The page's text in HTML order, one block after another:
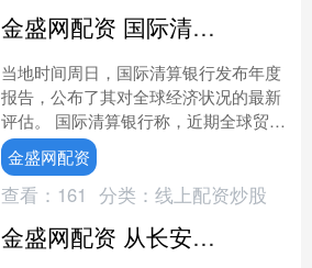
金盛网配资 国际清算银行警告：全球经济进入“关键期” 美国正破坏全球经济秩序
当地时间周日，国际清算银行发布年度
报告，公布了其对全球经济状况的最新
评估。 国际清算银行称，近期全球贸易
紧张局势和地缘政治的动荡，可能暴露
出全球金融体系的深层次....
金盛网配资
查看： 161 分类： 线上配资炒股
金盛网配资 从长安的荔枝看申论之基层治理_李善_底线_那点